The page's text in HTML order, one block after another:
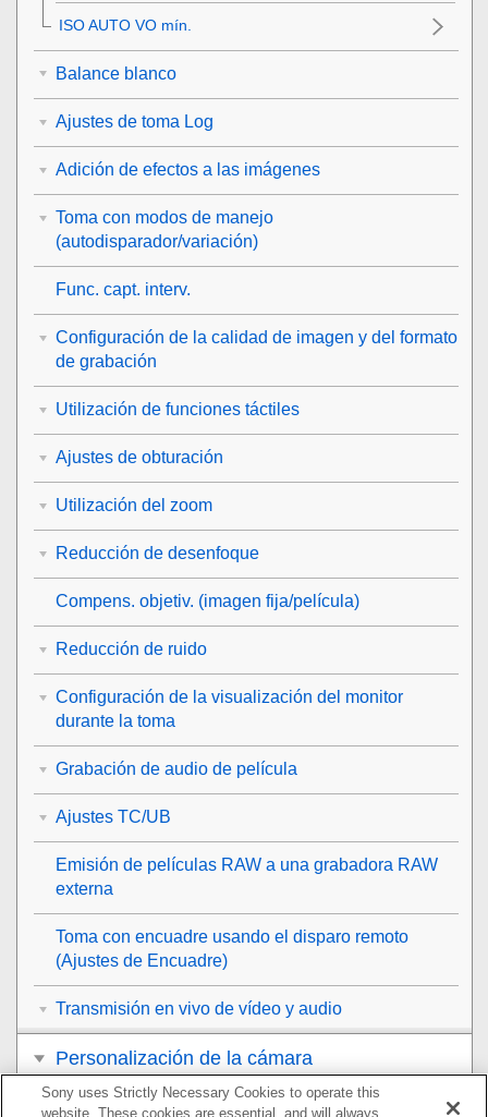
ISO AUTO VO mín.
Balance blanco
Ajustes de toma Log
Adición de efectos a las imágenes
Toma con modos de manejo
(autodisparador/variación)
Func. capt. interv.
Configuración de la calidad de imagen y del formato
de grabación
Utilización de funciones táctiles
Ajustes de obturación
Utilización del zoom
Reducción de desenfoque
Compens. objetiv. (imagen fija/película)
Reducción de ruido
Configuración de la visualización del monitor
durante la toma
Grabación de audio de película
Ajustes TC/UB
Emisión de películas RAW a una grabadora RAW
externa
Toma con encuadre usando el disparo remoto
(Ajustes de Encuadre)
Transmisión en vivo de vídeo y audio
Personalización de la cámara
Visionado
Sony uses Strictly Necessary Cookies to operate this
website. These cookies are essential, and will always